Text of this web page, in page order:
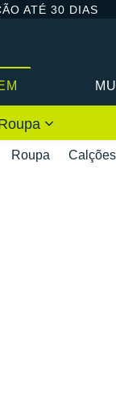
ATÉ 30 DIAS
Roupa Calções